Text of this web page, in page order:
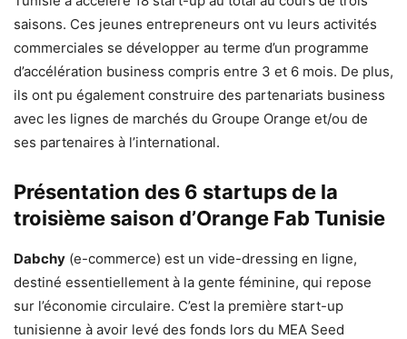
saisons. Ces jeunes entrepreneurs ont vu leurs activités
commerciales se développer au terme d’un programme
d’accélération business compris entre 3 et 6 mois. De plus,
ils ont pu également construire des partenariats business
avec les lignes de marchés du Groupe Orange et/ou de
ses partenaires à l’international.
Présentation des 6 startups de la
troisième saison d’Orange Fab Tunisie
Dabchy (e-commerce) est un vide-dressing en ligne,
destiné essentiellement à la gente féminine, qui repose
sur l’économie circulaire. C’est la première start-up
tunisienne à avoir levé des fonds lors du MEA Seed